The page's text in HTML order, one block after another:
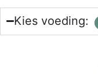
Kies voeding: